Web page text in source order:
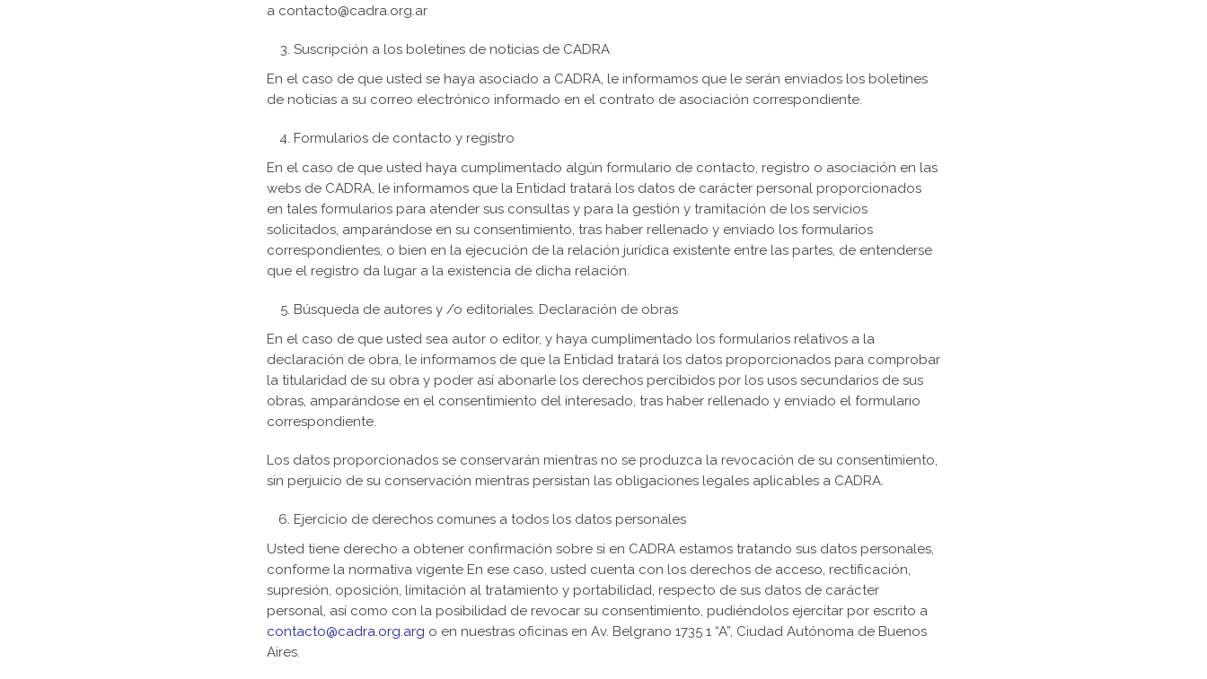
a contacto@cadra.org.ar
Suscripción a los boletines de noticias de CADRA
En el caso de que usted se haya asociado a CADRA, le informamos que le serán enviados los boletines
de noticias a su correo electrónico informado en el contrato de asociación correspondiente.
Formularios de contacto y registro
En el caso de que usted haya cumplimentado algún formulario de contacto, registro o asociación en las
webs de CADRA, le informamos que la Entidad tratará los datos de carácter personal proporcionados
en tales formularios para atender sus consultas y para la gestión y tramitación de los servicios
solicitados, amparándose en su consentimiento, tras haber rellenado y enviado los formularios
correspondientes, o bien en la ejecución de la relación jurídica existente entre las partes, de entenderse
que el registro da lugar a la existencia de dicha relación.
Búsqueda de autores y /o editoriales. Declaración de obras
En el caso de que usted sea autor o editor, y haya cumplimentado los formularios relativos a la
declaración de obra, le informamos de que la Entidad tratará los datos proporcionados para comprobar
la titularidad de su obra y poder así abonarle los derechos percibidos por los usos secundarios de sus
obras, amparándose en el consentimiento del interesado, tras haber rellenado y enviado el formulario
correspondiente.
Los datos proporcionados se conservarán mientras no se produzca la revocación de su consentimiento,
sin perjuicio de su conservación mientras persistan las obligaciones legales aplicables a CADRA.
Ejercicio de derechos comunes a todos los datos personales
Usted tiene derecho a obtener confirmación sobre si en CADRA estamos tratando sus datos personales,
conforme la normativa vigente En ese caso, usted cuenta con los derechos de acceso, rectificación,
supresión, oposición, limitación al tratamiento y portabilidad, respecto de sus datos de carácter
personal, así como con la posibilidad de revocar su consentimiento, pudiéndolos ejercitar por escrito a
contacto@cadra.org.arg o en nuestras oficinas en Av. Belgrano 1735 1 “A”, Ciudad Autónoma de Buenos
Aires.